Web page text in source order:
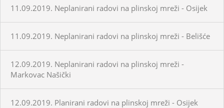
11.09.2019. Neplanirani radovi na plinskoj mreži - Osijek
11.09.2019. Neplanirani radovi na plinskoj mreži - Belišće
12.09.2019. Neplanirani radovi na plinskoj mreži -
Markovac Našički
12.09.2019. Planirani radovi na plinskoj mreži - Osijek